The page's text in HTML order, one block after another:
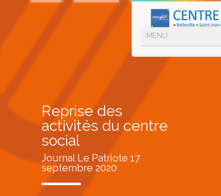
Reprise des
activités du centre
social
Journal Le Patriote 17
septembre 2020